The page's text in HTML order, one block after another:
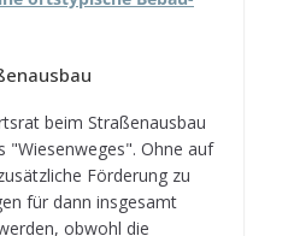
beim Stra­ßen­aus­bau
"Wie­sen­we­ges". Ohne auf
För­de­rung zu
für dann ins­ge­samt
obwohl die